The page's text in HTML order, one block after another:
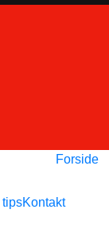
Forside
tipsKontakt